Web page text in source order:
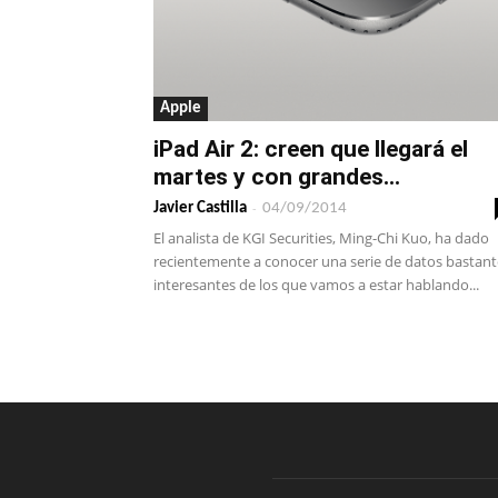
Apple
iPad Air 2: creen que llegará el
martes y con grandes...
Javier Castilla - 04/09/2014
El analista de KGI Securities, Ming-Chi Kuo, ha dado
recientemente a conocer una serie de datos
interesantes de los que vamos a estar hablando...